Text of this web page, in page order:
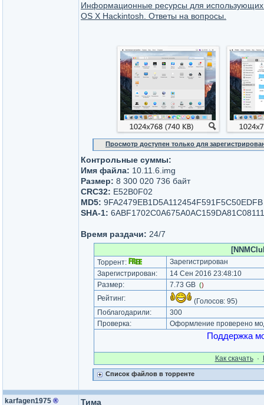
Информационные ресурсы для использующих
OS X Hackintosh. Ответы на вопросы.
Просмотр доступен только для
Контрольные суммы:
Имя файла: 10.11.6.img
Размер: 8 300 020 736 байт
CRC32: E52B0F02
MD5: 9FA2479EB1D5A112454F591F5C50EDFB
SHA-1:
Время раздачи: 24/7
Торрент:
Зарегистрирован
Зарегистрирован:
14 Сен 2016 23:48:10
Размер:
7.73 GB ()
Рейтинг: (Голосов: 95)
Поблагодарили:
300
Проверка:
Оформление проверено
Поддержка
Как cкачать·
Список файлов в торренте
karfagen1975 ®
Тима